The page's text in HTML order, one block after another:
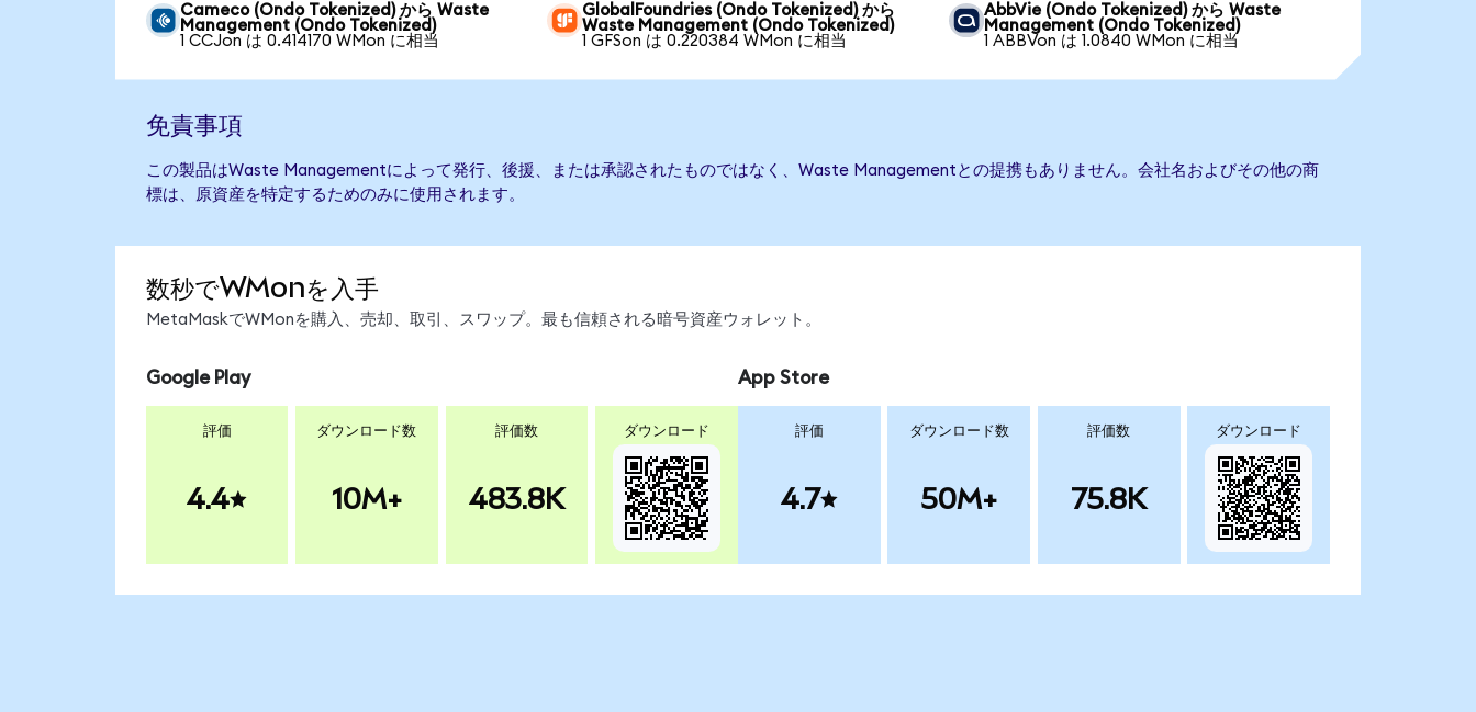
Cameco (Ondo Tokenized) から Waste
Management (Ondo Tokenized)
1 CCJon は 0.414170 WMon に相当
GlobalFoundries (Ondo Tokenized) から
Waste Management (Ondo Tokenized)
1 GFSon は 0.220384 WMon に相当
AbbVie (Ondo Tokenized) から Waste
Management (Ondo Tokenized)
1 ABBVon は 1.0840 WMon に相当
免責事項
この製品はWaste Managementによって発行、後援、または承認されたものではなく、Waste Managementとの提携もありません。会社名およびその他の商
標は、原資産を特定するためのみに使用されます。
数秒でWMonを入手
MetaMaskでWMonを購入、売却、取引、スワップ。最も信頼される暗号資産ウォレット。
Google Play
評価
4.4
ダウンロード数
10M+
評価数
483.8K
ダウンロード
App Store
評価
4.7
ダウンロード数
50M+
評価数
75.8K
ダウンロード